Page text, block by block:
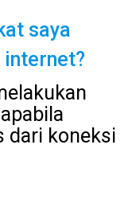
saya
internet?
dari koneksi